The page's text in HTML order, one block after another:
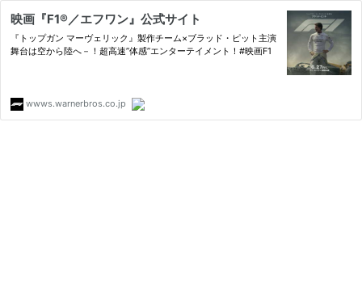
映画『F1®／エフワン』公式サイト
『トップガン マーヴェリック』製作チーム×ブラッド・ピット主演
舞台は空から陸へ－！超高速”体感”エンターテイメント！#映画F1
wwws.warnerbros.co.jp